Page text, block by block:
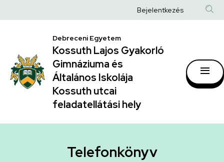
|
Kossuth
Lajos
Gyakorló
Gimnáziuma
Általános
a
Anonim
fiók
Bejelentkezés
Debreceni Egyetem
Kossuth Lajos Gyakorló
Gimnáziuma és
Általános Iskolája
Kossuth utcai
feladatellátási hely
Telefonkönyv